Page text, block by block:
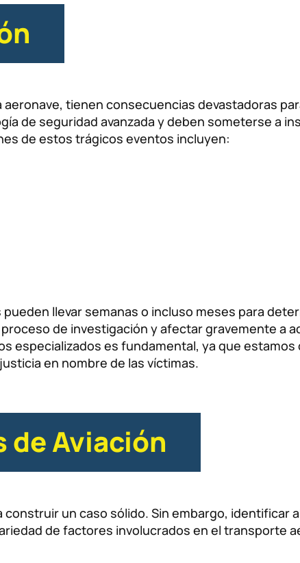
tienen consecuencias devastadoras
de seguridad avanzada y deben someterse a
de estos trágicos eventos incluyen:
llevar semanas o incluso meses para
de investigación y afectar gravemente a
especializados es fundamental, ya que
en nombre de las víctimas.
de Aviación
un caso sólido. Sin embargo, identificar
de factores involucrados en el transporte